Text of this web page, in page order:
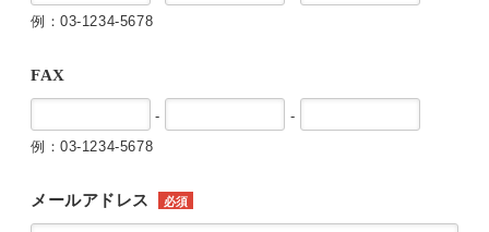
例：03-1234-5678
FAX
-
-
例：03-1234-5678
メールアドレス 必須